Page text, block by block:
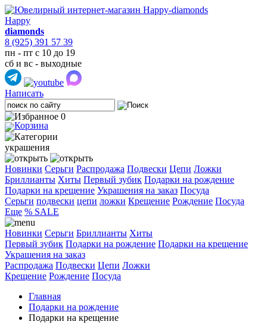
Happy
diamonds
8 (925) 391 57 39
пн - пт с 10 до 19
сб и вс - выходные
Написать
0
украшения
Новинки Серьги Распродажа Подвески Цепи Ложки
Бриллианты Хиты Первый зубик Подарки на рождение
Подарки на крещение Украшения на заказ Посуда
Cерьги подвески цепи ложки Крещение Рождение Посуда
Еще % SALE
Новинки Серьги Бриллианты Хиты
Первый зубик Подарки на рождение Подарки на крещение
Украшения на заказ
Распродажа Подвески Цепи Ложки
Крещение Рождение Посуда
Главная
Подарки на рождение
Подарки на крещение